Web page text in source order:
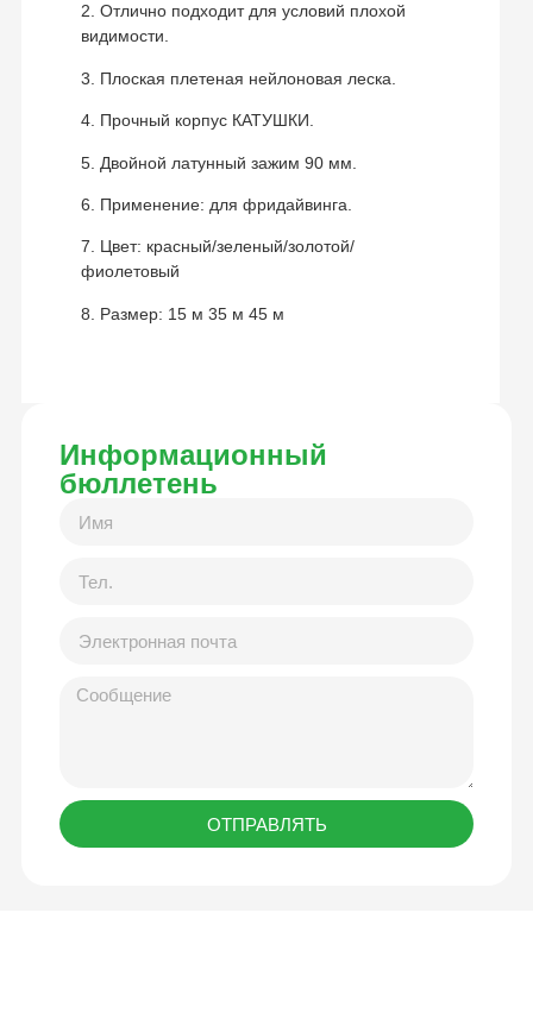
2. Отлично подходит для условий плохой
видимости.
3. Плоская плетеная нейлоновая леска.
4. Прочный корпус КАТУШКИ.
5. Двойной латунный зажим 90 мм.
6. Применение: для фридайвинга.
7. Цвет: красный/зеленый/золотой/
фиолетовый
8. Размер: 15 м 35 м 45 м
Информационный
бюллетень
ОТПРАВЛЯТЬ